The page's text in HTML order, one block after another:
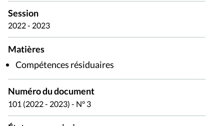
Session
2022 - 2023
Matières
Compétences résiduaires
Numéro du document
101 (2022 - 2023) - N° 3